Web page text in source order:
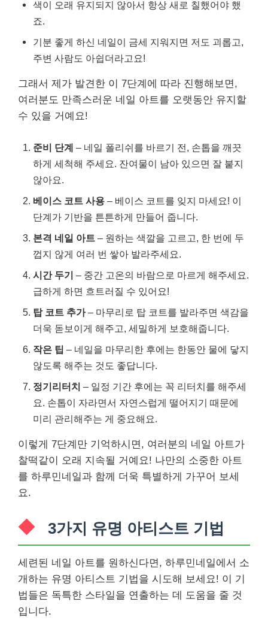
색이 오래 유지되지 않아서 항상 새로 칠했어야 했
죠.
기분 좋게 하신 네일이 금세 지워지면 저도 괴롭고,
주변 사람도 아쉽더라고요!
그래서 제가 발견한 이 7단계에 따라 진행해보면,
여러분도 만족스러운 네일 아트를 오랫동안 유지할
수 있을 거예요!
준비 단계 – 네일 폴리쉬를 바르기 전, 손톱을 깨끗
하게 세척해 주세요. 잔여물이 남아 있으면 잘 붙지
않아요.
베이스 코트 사용 – 베이스 코트를 잊지 마세요! 이
단계가 기반을 튼튼하게 만들어 줍니다.
본격 네일 아트 – 원하는 색깔을 고르고, 한 번에 두
껍지 않게 여러 번 쌓아 발라주세요.
시간 두기 – 중간 고온의 바람으로 마르게 해주세요.
급하게 하면 흐트러질 수 있어요!
탑 코트 추가– 마무리로 탑 코트를 발라주면 색감을
더욱 돋보이게 해주고, 세밀하게 보호해줍니다.
작은 팁 – 네일을 마무리한 후에는 한동안 물에 닿지
않도록 해주는 것도 좋답니다.
정기리터치 – 일정 기간 후에는 꼭 리터치를 해주세
요. 손톱이 자라면서 자연스럽게 떨어지기 때문에
미리 관리해주는 게 중요해요.
이렇게 7단계만 기억하시면, 여러분의 네일 아트가
찰떡같이 오래 지속될 거예요! 나만의 소중한 아트
를 하루민네일과 함께 더욱 특별하게 가꾸어 보세
요.
3가지 유명 아티스트 기법
세련된 네일 아트를 원하신다면, 하루민네일에서 소
개하는 유명 아티스트 기법을 시도해 보세요! 이 기
법들은 독특한 스타일을 연출하는 데 도움을 줄 것
입니다.